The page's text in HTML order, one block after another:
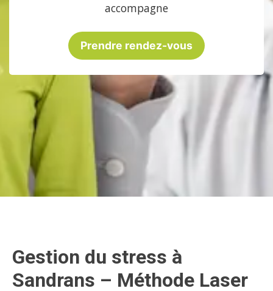
accompagne
Prendre rendez-vous
Gestion du stress à
Sandrans – Méthode Laser